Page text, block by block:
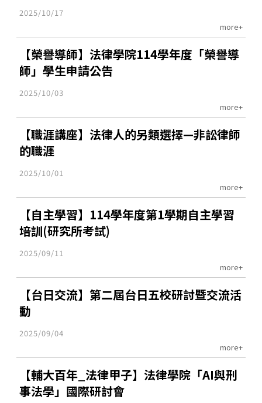
2025/10/17
more+
【榮譽導師】法律學院114學年度「榮譽導
師」學生申請公告
2025/10/03
more+
【職涯講座】法律人的另類選擇—非訟律師
的職涯
2025/10/01
more+
【自主學習】114學年度第1學期自主學習
培訓(研究所考試)
2025/09/11
more+
【台日交流】第二屆台日五校研討暨交流活
動
2025/09/04
more+
【輔大百年_法律甲子】法律學院「AI與刑
事法學」國際研討會